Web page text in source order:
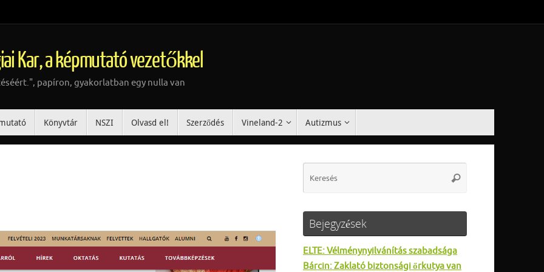
Kar, a képmutató vezetőkkel
papíron, gyakorlatban egy nulla van
Könyvtár NSZI Olvasd el! Szerződés Vineland-2 Autizmus
Keresés
Bejegyzések
ELTE: Vélménynyilvánítás szabadsága
Bárcin: Zaklató biztonsági őrkutya van